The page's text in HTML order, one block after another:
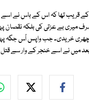
کے قریب تھا کہ اس کے باس نے
صرف میری بے عزتی کی بلکہ
خریدی۔ جب واپس اُس جگہ
میں نے اسے خنجر کے وار سے قتل